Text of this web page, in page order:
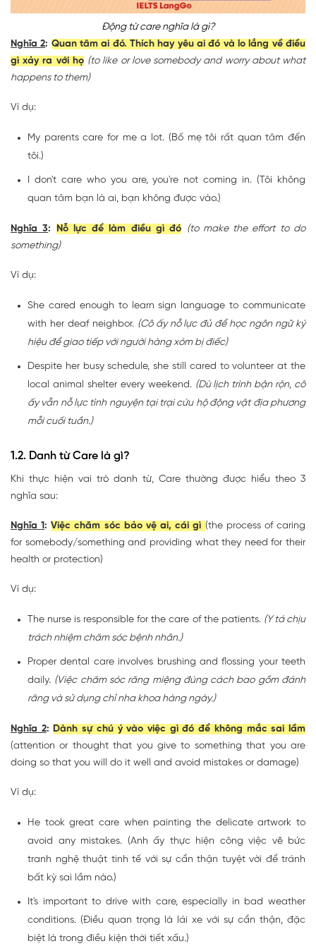
Động từ care nghĩa là gì?
Nghĩa 2: Quan tâm ai đó. Thích hay yêu ai đó và lo lắng về điều
gì xảy ra với họ (to like or love somebody and worry about what
happens to them)
Ví dụ:
My parents care for me a lot. (Bố mẹ tôi rất quan tâm đến
tôi.)
I don't care who you are, you're not coming in. (Tôi không
quan tâm bạn là ai, bạn không được vào.)
Nghĩa 3: Nỗ lực để làm điều gì đó (to make the effort to do
something)
Ví dụ:
She cared enough to learn sign language to communicate
with her deaf neighbor. (Cô ấy nỗ lực đủ để học ngôn ngữ ký
hiệu để giao tiếp với người hàng xóm bị điếc)
Despite her busy schedule, she still cared to volunteer at the
local animal shelter every weekend. (Dù lịch trình bận rộn, cô
ấy vẫn nỗ lực tình nguyện tại trại cứu hộ động vật địa phương
mỗi cuối tuần.)
1.2. Danh từ Care là gì?
Khi thực hiện vai trò danh từ, Care thường được hiểu theo 3
nghĩa sau:
Nghĩa 1:Việc chăm sóc bảo vệ ai, cái gì (the process of caring
for somebody/something and providing what they need for their
health or protection)
Ví dụ:
The nurse is responsible for the care of the patients. (Y tá chịu
trách nhiệm chăm sóc bệnh nhân.)
Proper dental care involves brushing and flossing your teeth
daily. (Việc chăm sóc răng miệng đúng cách bao gồm đánh
răng và sử dụng chỉ nha khoa hàng ngày.)
Nghĩa 2: Dành sự chú ý vào việc gì đó để không mắc sai lầm
(attention or thought that you give to something that you are
doing so that you will do it well and avoid mistakes or damage)
Ví dụ:
He took great care when painting the delicate artwork to
avoid any mistakes. (Anh ấy thực hiện công việc vẽ bức
tranh nghệ thuật tinh tế với sự cẩn thận tuyệt vời để tránh
bất kỳ sai lầm nào.)
It's important to drive with care, especially in bad weather
conditions. (Điều quan trọng là lái xe với sự cẩn thận, đặc
biệt là trong điều kiện thời tiết xấu.)